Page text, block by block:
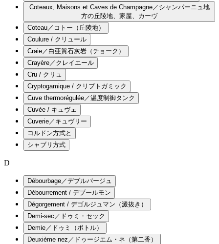
Coteaux, Maisons et Caves de Champagne／シャンパーニュ地
方の丘陵地、家屋、カーヴ
Coteau／コトー（丘陵地）
Coulure / クリュール
Craie／白亜質石灰岩（チョーク）
Crayère／クレイエール
Cru / クリュ
Cryptogamique / クリプトガミック
Cuve thermorégulée／温度制御タンク
Cuvée / キュヴェ
Cuverie／キュヴリー
コルドン方式と
シャブリ方式
D
Débourbage／デブルバージュ
Débourrement / デブールモン
Dégorgement / デゴルジュマン（澱抜き）
Demi-sec／ドゥミ・セック
Demie／ドゥミ（ボトル）
Deuxième nez／ドゥージエム・ネ（第二香）